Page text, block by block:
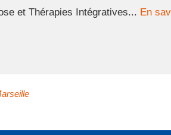
et Thérapies Intégratives... En